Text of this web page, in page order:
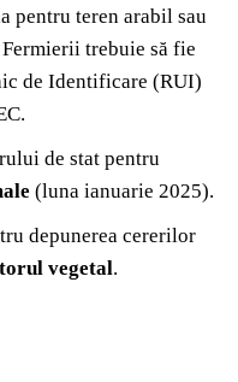
pentru teren arabil sau
trebuie să fie
de Identificare (RUI)
de stat pentru
(luna ianuarie 2025).
depunerea cererilor
vegetal.